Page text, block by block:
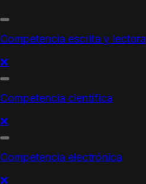
Competencia escrita y lectora
❌
Competencia científica
❌
Competencia electrónica
❌